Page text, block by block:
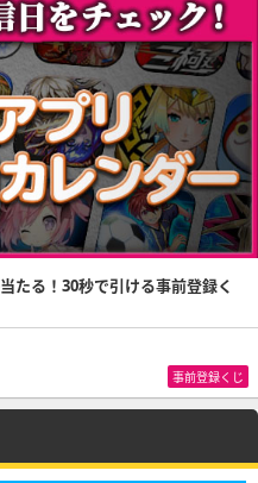
たる！30秒で引ける事前登録く
事前登録くじ